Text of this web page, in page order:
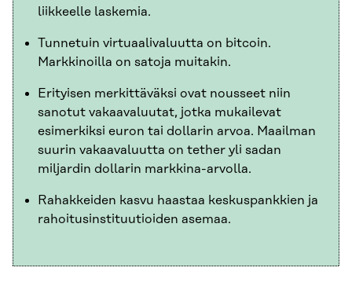
liikkeelle laskemia.
Tunnetuin virtuaalivaluutta on bitcoin.
Markkinoilla on satoja muitakin.
Erityisen merkittäväksi ovat nousseet niin
sanotut vakaavaluutat, jotka mukailevat
esimerkiksi euron tai dollarin arvoa. Maailman
suurin vakaavaluutta on tether yli sadan
miljardin dollarin markkina-arvolla.
Rahakkeiden kasvu haastaa keskuspankkien ja
rahoitusinstituutioiden asemaa.